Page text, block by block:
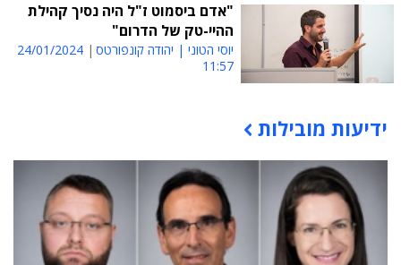
"אדם ביסמוט ז"ל היה נסיך קהילת
ההיי-טק של הדרום"
יוסי הטוני | יהודה קונפורטס
24/01/2024
11:57
תוכן פרסומי
ידיעות מובילות